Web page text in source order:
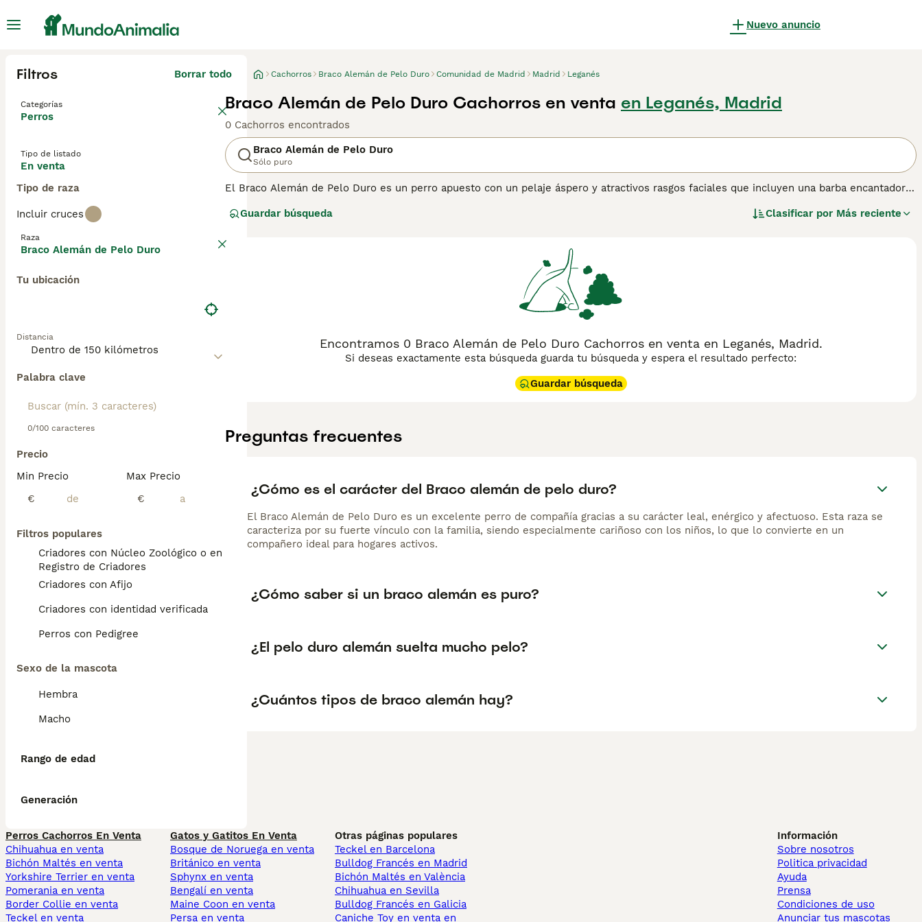
Nuevo anuncio
Filtros Borrar todo
Categorías
Perros
Tipo de listado
En venta
Tipo de raza
Incluir cruces
Raza
Braco Alemán de Pelo Duro
Tu ubicación
Distancia
Palabra clave
0/100 caracteres
Precio
Min Precio
€
Max Precio
€
Filtros populares
Criadores con Núcleo Zoológico o en el
Registro de Criadores
Criadores con Afijo
Criadores con identidad verificada
Perros con Pedigree
Sexo de la mascota
Hembra
Macho
Rango de edad
Generación
Cachorros Braco Alemán de Pelo Duro Comunidad de Madrid Madrid Leganés
Braco Alemán de Pelo Duro Cachorros en venta en Leganés, Madrid
0 Cachorros encontrados
Braco Alemán de Pelo Duro
Sólo puro
El Braco Alemán de Pelo Duro es un perro apuesto con un pelaje áspero y atractivos rasgos faciales que incluyen una barba encantadora
apariencia, sino también por sus habilidades para el trabajo y la caza, ya que siempre ha sido el perro elegido entre los cazadores.
Lee nuestra
Guardar búsqueda Clasificar por Más reciente
Encontramos 0 Braco Alemán de Pelo Duro Cachorros en venta en Leganés, Madrid.
Si deseas exactamente esta búsqueda guarda tu búsqueda y espera el resultado perfecto:
Guardar búsqueda
Preguntas frecuentes
¿Cómo es el carácter del Braco alemán de pelo duro?
El Braco Alemán de Pelo Duro es un excelente perro de compañía gracias a su carácter leal, enérgico y afectuoso. Esta raza se
caracteriza por su fuerte vínculo con la familia, siendo especialmente cariñoso con los niños, lo que lo convierte en un
compañero ideal para hogares activos.
¿Cómo saber si un braco alemán es puro?
¿El pelo duro alemán suelta mucho pelo?
¿Cuántos tipos de braco alemán hay?
Perros Cachorros En Venta
Chihuahua en venta
Bichón Maltés en venta
Yorkshire Terrier en venta
Pomerania en venta
Border Collie en venta
Teckel en venta
Gatos y Gatitos En Venta
Bosque de Noruega en venta
Británico en venta
Sphynx en venta
Bengalí en venta
Maine Coon en venta
Persa en venta
Otras páginas populares
Teckel en Barcelona
Bulldog Francés en Madrid
Bichón Maltés en València
Chihuahua en Sevilla
Bulldog Francés en Galicia
Caniche Toy en venta en
Información
Sobre nosotros
Politica privacidad
Ayuda
Prensa
Condiciones de uso
Anunciar tus mascotas